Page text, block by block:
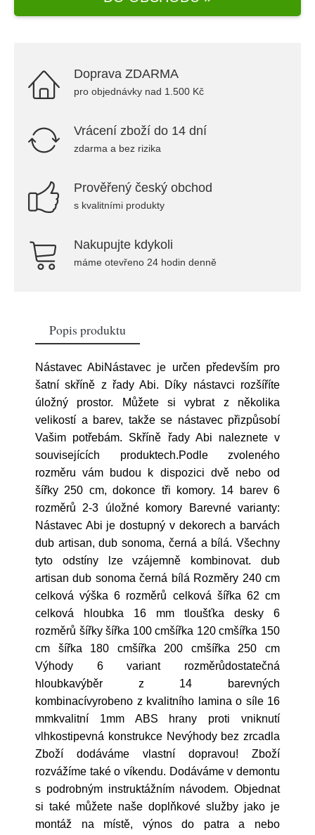
Doprava ZDARMA
pro objednávky nad 1.500 Kč
Vrácení zboží do 14 dní
zdarma a bez rizika
Prověřený český obchod
s kvalitními produkty
Nakupujte kdykoli
máme otevřeno 24 hodin denně
Popis produktu
Nástavec AbiNástavec je určen především pro
šatní skříně z řady Abi. Díky nástavci rozšíříte
úložný prostor. Můžete si vybrat z několika
velikostí a barev, takže se nástavec přizpůsobí
Vašim potřebám. Skříně řady Abi naleznete v
souvisejících produktech.Podle zvoleného
rozměru vám budou k dispozici dvě nebo od
šířky 250 cm, dokonce tři komory. 14 barev 6
rozměrů 2-3 úložné komory Barevné varianty:
Nástavec Abi je dostupný v dekorech a barvách
dub artisan, dub sonoma, černá a bílá. Všechny
tyto odstíny lze vzájemně kombinovat. dub
artisan dub sonoma černá bílá Rozměry 240 cm
celková výška 6 rozměrů celková šířka 62 cm
celková hloubka 16 mm tloušťka desky 6
rozměrů šířky šířka 100 cmšířka 120 cmšířka 150
cm šířka 180 cmšířka 200 cmšířka 250 cm
Výhody 6 variant rozměrůdostatečná
hloubkavýběr z 14 barevných
kombinacívyrobeno z kvalitního lamina o síle 16
mmkvalitní 1mm ABS hrany proti vniknutí
vlhkostipevná konstrukce Nevýhody bez zrcadla
Zboží dodáváme vlastní dopravou! Zboží
rozvážíme také o víkendu. Dodáváme v demontu
s podrobným instruktážním návodem. Objednat
si také můžete naše doplňkové služby jako je
montáž na místě, výnos do patra a nebo